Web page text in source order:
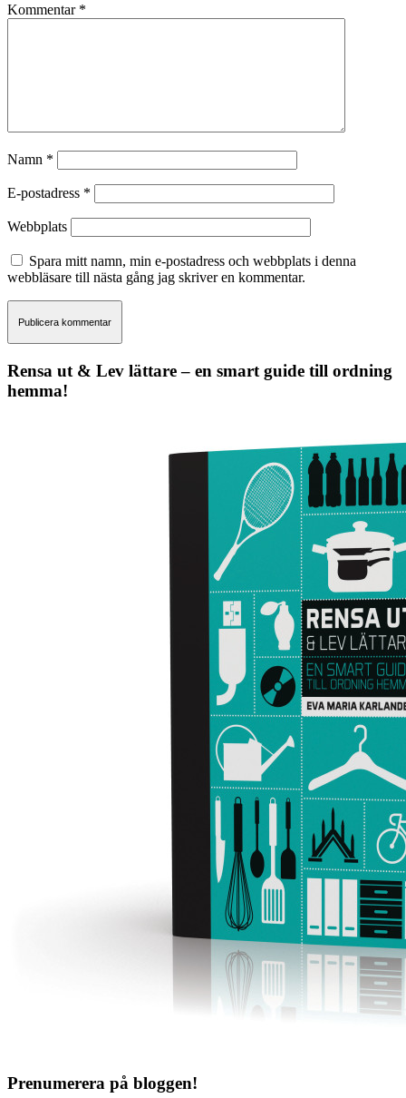
Kommentar *
Namn *
E-postadress *
Webbplats
Spara mitt namn, min e-postadress och webbplats i denna
webbläsare till nästa gång jag skriver en kommentar.
Rensa ut & Lev lättare – en smart guide till ordning
hemma!
Prenumerera på bloggen!